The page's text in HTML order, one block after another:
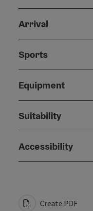
Arrival
Sports
Equipment
Suitability
Accessibility
Create PDF